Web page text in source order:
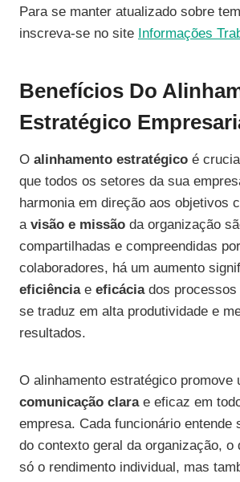
Para se manter atualizado sobre
inscreva-se no site Informações
Benefícios Do
Estratégico
O alinhamento estratégico é
que todos os setores da sua
harmonia em direção aos objetivos
a visão e missão da organização
compartilhadas e compreendidas
colaboradores, há um aumento
eficiênciae eficáciados processos
se traduz em alta produtividade e
resultados.
O alinhamento estratégico promove
comunicação clarae eficaz em
empresa. Cada funcionário entende
do contexto geral da organização, o
só o rendimento individual, mas